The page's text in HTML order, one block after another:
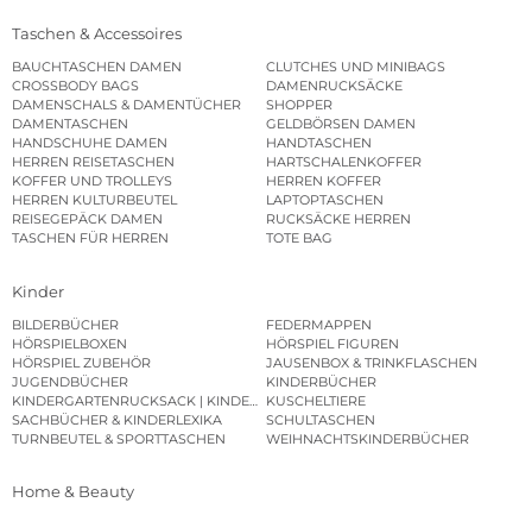
Taschen & Accessoires
BAUCHTASCHEN DAMEN
CLUTCHES UND MINIBAGS
CROSSBODY BAGS
DAMENRUCKSÄCKE
DAMENSCHALS & DAMENTÜCHER
SHOPPER
DAMENTASCHEN
GELDBÖRSEN DAMEN
HANDSCHUHE DAMEN
HANDTASCHEN
HERREN REISETASCHEN
HARTSCHALENKOFFER
KOFFER UND TROLLEYS
HERREN KOFFER
HERREN KULTURBEUTEL
LAPTOPTASCHEN
REISEGEPÄCK DAMEN
RUCKSÄCKE HERREN
TASCHEN FÜR HERREN
TOTE BAG
Kinder
BILDERBÜCHER
FEDERMAPPEN
HÖRSPIELBOXEN
HÖRSPIEL FIGUREN
HÖRSPIEL ZUBEHÖR
JAUSENBOX & TRINKFLASCHEN
JUGENDBÜCHER
KINDERBÜCHER
KINDERGARTENRUCKSACK | KINDERGARTENBEUTEL
KUSCHELTIERE
SACHBÜCHER & KINDERLEXIKA
SCHULTASCHEN
TURNBEUTEL & SPORTTASCHEN
WEIHNACHTSKINDERBÜCHER
Home & Beauty